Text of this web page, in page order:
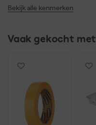
Bekijk alle kenmerken
Vaak gekocht met